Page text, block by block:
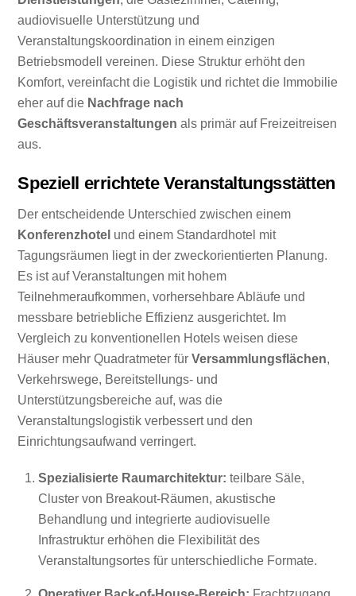
audiovisuelle Unterstützung und
Veranstaltungskoordination in einem einzigen
Betriebsmodell vereinen. Diese Struktur erhöht den
Komfort, vereinfacht die Logistik und richtet die Immobilie
eher auf die Nachfrage nach
Geschäftsveranstaltungen als primär auf Freizeitreisen
aus.
Speziell errichtete Veranstaltungsstätten
Der entscheidende Unterschied zwischen einem
Konferenzhotel und einem Standardhotel mit
Tagungsräumen liegt in der zweckorientierten Planung.
Es ist auf Veranstaltungen mit hohem
Teilnehmeraufkommen, vorhersehbare Abläufe und
messbare betriebliche Effizienz ausgerichtet. Im
Vergleich zu konventionellen Hotels weisen diese
Häuser mehr Quadratmeter fürVersammlungsflächen,
Verkehrswege, Bereitstellungs- und
Unterstützungsbereiche auf, was die
Veranstaltungslogistik verbessert und den
Einrichtungsaufwand verringert.
Spezialisierte Raumarchitektur: teilbare Säle,
Cluster von Breakout-Räumen, akustische
Behandlung und integrierte audiovisuelle
Infrastruktur erhöhen die Flexibilität des
Veranstaltungsortes für unterschiedliche Formate.